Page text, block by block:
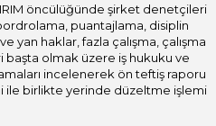
öncülüğünde şirket denetçileri
puantajlama, disiplin
yan haklar, fazla çalışma, çalışma
başta olmak üzere iş hukuku ve
incelenerek ön teftiş raporu
ile birlikte yerinde düzeltme işlemi